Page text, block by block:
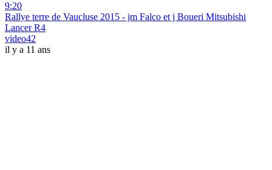
9:20
Rallye terre de Vaucluse 2015 - jm Falco et j Boueri Mitsubishi
Lancer R4
video42
il y a 11 ans